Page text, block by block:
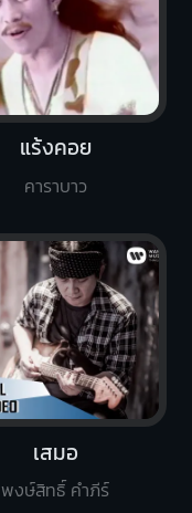
แร้งคอย
คาราบาว
เสมอ
พงษ์สิทธิ์ คำภีร์